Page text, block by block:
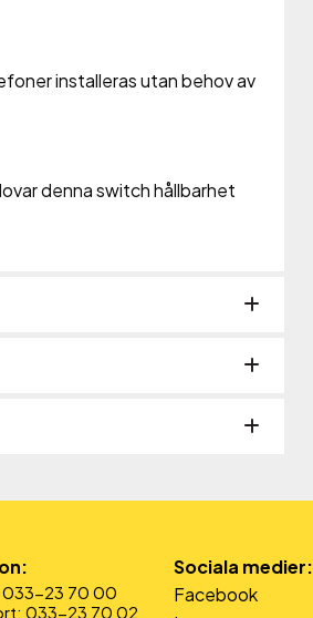
installeras utan behov av
denna switch hållbarhet
033-23 70 00
033-23 70 02
Sociala medier:
Facebook